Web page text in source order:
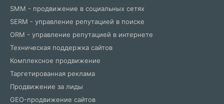
SMM - продвижение в социальных сетях
SERM - управление репутацией в поиске
ORM - управление репутацией в интернете
Техническая поддержка сайтов
Комплексное продвижение
Таргетированная реклама
Продвижение за лиды
GEO-продвижение сайтов